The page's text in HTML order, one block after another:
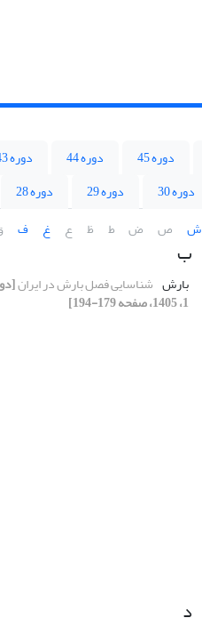
دوره 45 دوره 44 دوره 43
دوره 30 دوره 29 دوره 28
ش ص ض ط ظ ع غ ف
ب
بارش شناسایی فصل بارش در ایران
1، 1405، صفحه 179-194]
د